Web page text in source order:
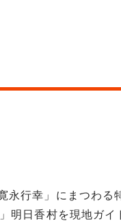
永行幸」にまつわる
明日香村を現地ガイ